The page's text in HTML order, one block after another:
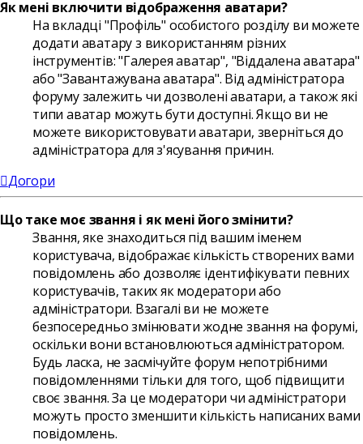
Як мені включити відображення аватари?
На вкладці "Профіль" особистого розділу ви можете
додати аватару з використанням різних
інструментів: "Галерея аватар", "Віддалена аватара"
або "Завантажувана аватара". Від адміністратора
форуму залежить чи дозволені аватари, а також які
типи аватар можуть бути доступні. Якщо ви не
можете використовувати аватари, зверніться до
адміністратора для з'ясування причин.
Догори
Що таке моє звання і як мені його змінити?
Звання, яке знаходиться під вашим іменем
користувача, відображає кількість створених вами
повідомлень або дозволяє ідентифікувати певних
користувачів, таких як модератори або
адміністратори. Взагалі ви не можете
безпосередньо змінювати жодне звання на форумі,
оскільки вони встановлюються адміністратором.
Будь ласка, не засмічуйте форум непотрібними
повідомленнями тільки для того, щоб підвищити
своє звання. За це модератори чи адміністратори
можуть просто зменшити кількість написаних вами
повідомлень.